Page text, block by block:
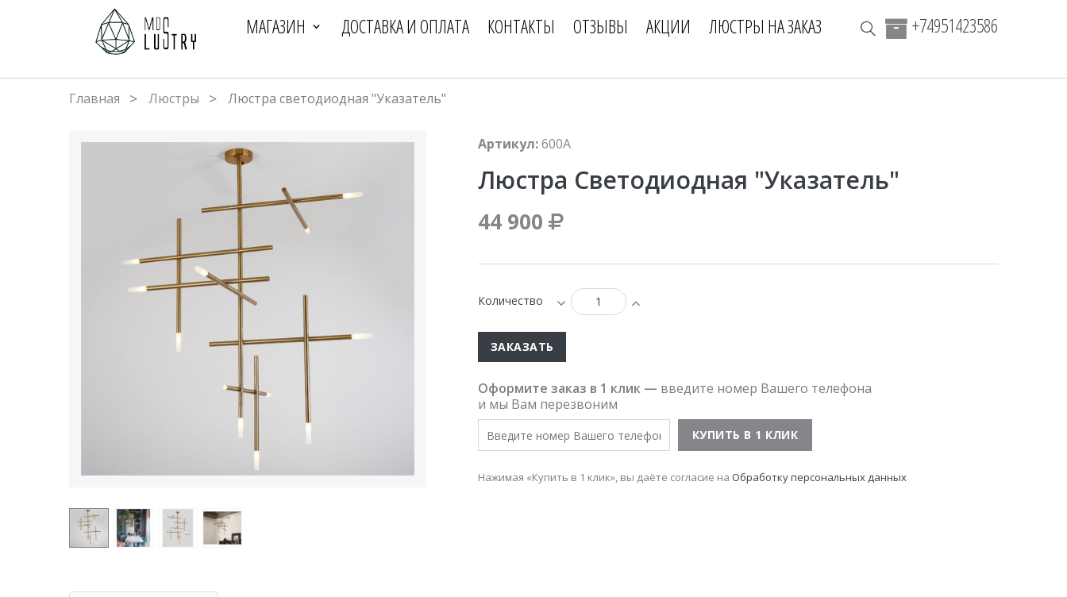
МАГАЗИН ДОСТАВКА И ОПЛАТА КОНТАКТЫ ОТЗЫВЫ АКЦИИ ЛЮСТРЫ НА ЗАКАЗ +74951423586
Главная Люстры Люстра светодиодная "Указатель"
Артикул:600A
Люстра Светодиодная "Указатель"
44 900
Количество
ЗАКАЗАТЬ
Оформите заказ в 1 клик — введите номер Вашего телефона
и мы Вам перезвоним
Нажимая «Купить в 1 клик», вы даёте согласие на Обработку персональных данных